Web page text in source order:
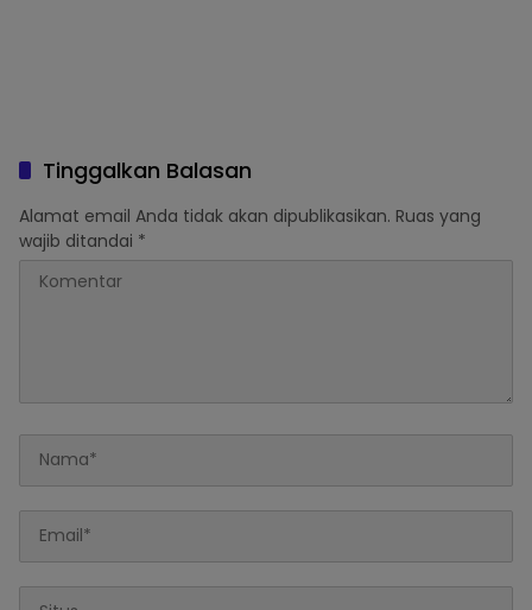
Tinggalkan Balasan
Alamat email Anda tidak akan dipublikasikan. Ruas yang
wajib ditandai *